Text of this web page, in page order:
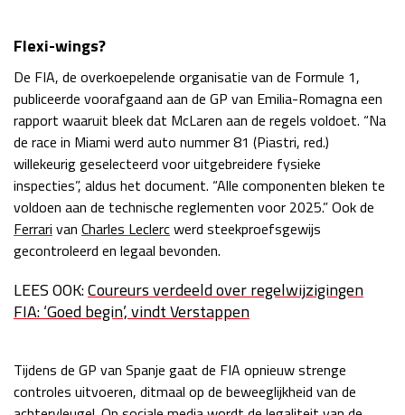
Flexi-wings?
De FIA, de overkoepelende organisatie van de Formule 1,
publiceerde voorafgaand aan de GP van Emilia-Romagna een
rapport waaruit bleek dat McLaren aan de regels voldoet. “Na
de race in Miami werd auto nummer 81 (Piastri, red.)
willekeurig geselecteerd voor uitgebreidere fysieke
inspecties”, aldus het document. “Alle componenten bleken te
voldoen aan de technische reglementen voor 2025.” Ook de
Ferrari van Charles Leclercwerd steekproefsgewijs
gecontroleerd en legaal bevonden.
LEES OOK:Coureurs verdeeld over regelwijzigingen
FIA: ‘Goed begin’, vindt Verstappen
Tijdens de GP van Spanje gaat de FIA opnieuw strenge
controles uitvoeren, ditmaal op de beweeglijkheid van de